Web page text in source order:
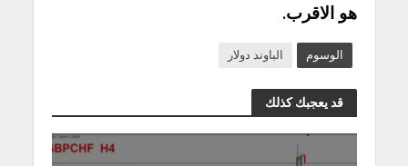
هو الاقرب.
الوسوم الباوند دولار
قد يعجبك كذلك